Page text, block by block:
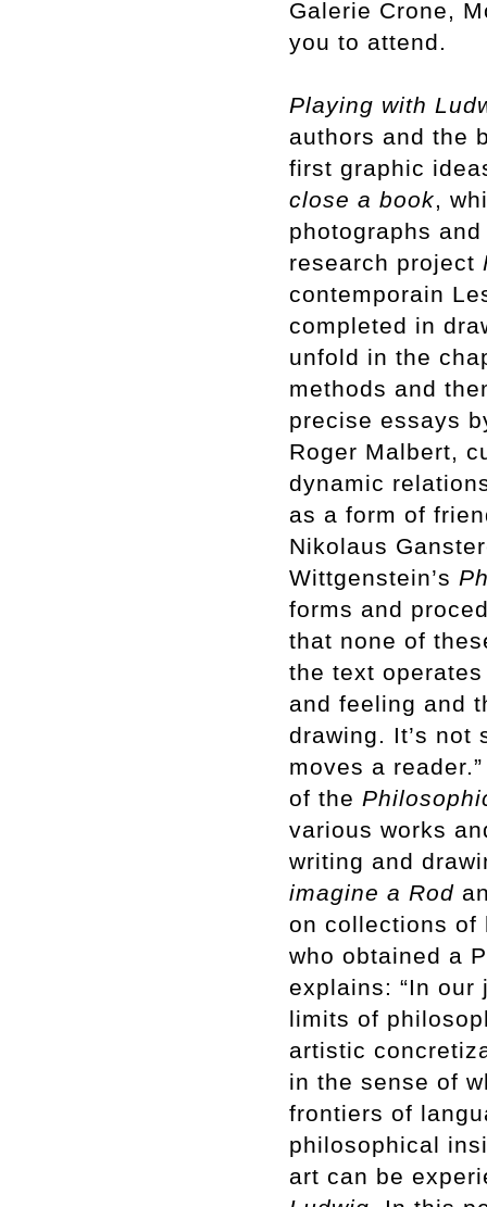
Galerie Crone,
you to attend.
Playing with
authors and the
first graphic
close a book,
photographs
research project
contemporain
completed in
unfold in the
methods and
precise essays
Roger Malbert,
dynamic
as a form of
Nikolaus
Wittgenstein’s
forms and
that none of
the text
and feeling and
drawing. It’s not
moves a
of the
various works
writing and
imagine a Rod
on collections of
who obtained a
explains: “In
limits of
artistic
in the sense of
frontiers of
philosophical
art can be